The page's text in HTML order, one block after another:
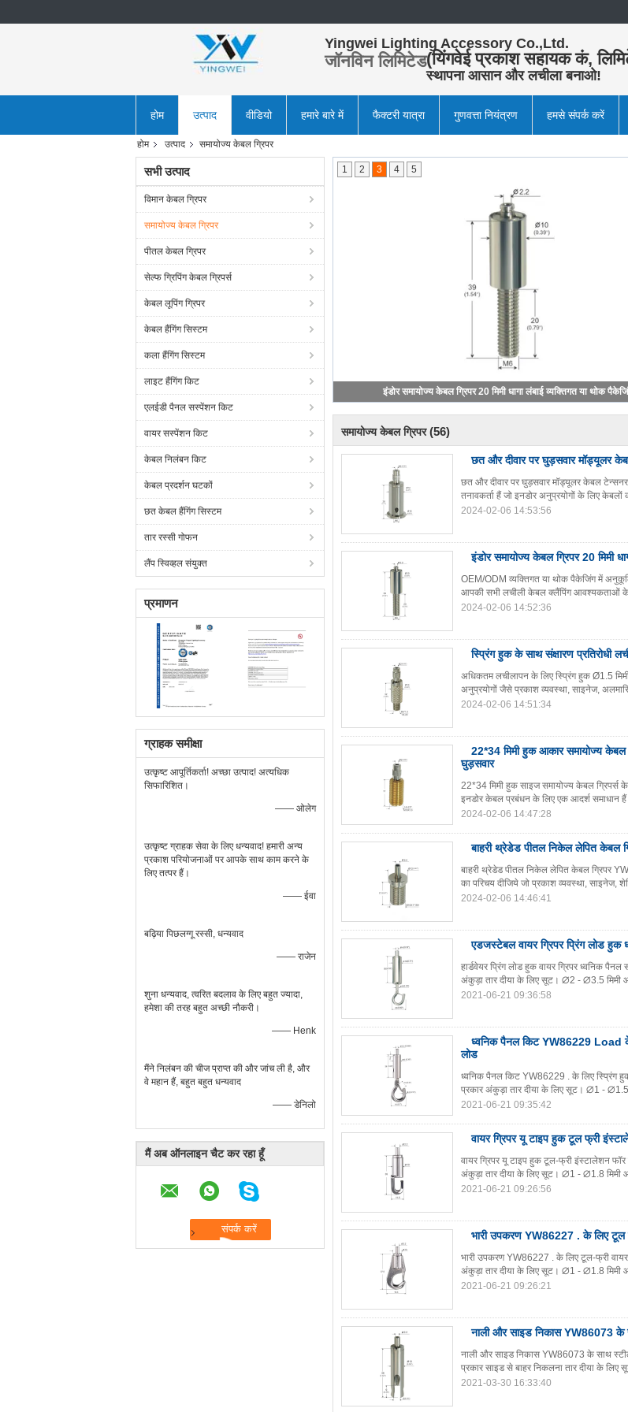
Yingwei Lighting Accessory Co.,Ltd.
जॉनविन लिमिटेड(यिंगवेई प्रकाश सहायक कं,
स्थापना आसान और लचीला बनाओ!
होम उत्पाद वीडियो हमारे बारे में फैक्टरी यात्रा गुणवत्ता नियंत्रण हमसे संपर्क करें
होम उत्पाद समायोज्य केबल ग्रिपर
सभी उत्पाद
विमान केबल ग्रिपर
समायोज्य केबल ग्रिपर
पीतल केबल ग्रिपर
सेल्फ ग्रिपिंग केबल ग्रिपर्स
केबल लूपिंग ग्रिपर
केबल हैंगिंग सिस्टम
कला हैंगिंग सिस्टम
लाइट हैंगिंग किट
एलईडी पैनल सस्पेंशन किट
वायर सस्पेंशन किट
केबल निलंबन किट
केबल प्रदर्शन घटकों
छत केबल हैंगिंग सिस्टम
तार रस्सी गोफन
लैंप स्विव्हल संयुक्त
प्रमाणन
ग्राहक समीक्षा
उत्कृष्ट आपूर्तिकर्ता! अच्छा उत्पाद! अत्यधिक
सिफारिशित।
—— ओलेग
उत्कृष्ट ग्राहक सेवा के लिए धन्यवाद! हमारी अन्य
प्रकाश परियोजनाओं पर आपके साथ काम करने के
लिए तत्पर हैं।
—— ईवा
बढ़िया पिछलग्गू रस्सी, धन्यवाद
—— राजेन
शुना धन्यवाद, त्वरित बदलाव के लिए बहुत ज्यादा,
हमेशा की तरह बहुत अच्छी नौकरी।
—— Henk
मैंने निलंबन की चीज प्राप्त की और जांच ली है, और
वे महान हैं, बहुत बहुत धन्यवाद
—— डेनिलो
मैं अब ऑनलाइन चैट कर रहा हूँ
स्प्रिंग हुक के साथ संक्षारण प्रतिरोधी लचीला केबल क्लैंप Ø1.5 मिमी प्लंगर
1 2 3 4 5
समायोज्य केबल ग्रिपर (56)
छत और दीवार पर घुड़सवार मॉड्यूलर
छत और दीवार पर घुड़सवार मॉड्यूलर केबल
तनावकर्ता हैं जो इनडोर अनुप्रयोगों के लिए
2024-02-06 14:53:56
इंडोर समायोज्य केबल ग्रिपर 20 मिमी
OEM/ODM व्यक्तिगत या थोक पैकेजिंग में
आपकी सभी लचीली केबल क्लैंपिंग आवश्यकताओं के
2024-02-06 14:52:36
स्प्रिंग हुक के साथ संक्षारण प्रतिरोधी
अधिकतम लचीलापन के लिए स्प्रिंग हुक Ø1.5
अनुप्रयोगों जैसे प्रकाश व्यवस्था, साइनेज,
2024-02-06 14:51:34
22*34 मिमी हुक आकार समायोज्य
घुड़सवार
22*34 मिमी हुक साइज समायोज्य केबल ग्रिपर्स
इनडोर केबल प्रबंधन के लिए एक आदर्श समाधान
2024-02-06 14:47:28
बाहरी थ्रेडेड पीतल निकेल लेपित केबल
बाहरी थ्रेडेड पीतल निकेल लेपित केबल ग्रिपर
का परिचय दीजिये जो प्रकाश व्यवस्था, साइनेज,
2024-02-06 14:46:41
एडजस्टेबल वायर ग्रिपर प्रिंग लोड
हार्डवेयर प्रिंग लोड हुक वायर ग्रिपर ध्वनिक
अंकुड़ा तार दीया के लिए सूट। ∅2 - ∅3.5
2021-06-21 09:36:58
ध्वनिक पैनल किट YW86229 Load के
लोड
ध्वनिक पैनल किट YW86229 . के लिए स्प्रिंग हुक
प्रकार अंकुड़ा तार दीया के लिए सूट। ∅1 -
2021-06-21 09:35:42
वायर ग्रिपर यू टाइप हुक टूल फ्री
वायर ग्रिपर यू टाइप हुक टूल-फ्री इंस्टालेशन
अंकुड़ा तार दीया के लिए सूट। ∅1 - ∅1.8 मिमी
2021-06-21 09:26:56
भारी उपकरण YW86227 . के लिए टूल
भारी उपकरण YW86227 . के लिए टूल-फ्री
अंकुड़ा तार दीया के लिए सूट। ∅1 - ∅1.8
2021-06-21 09:26:21
नाली और साइड निकास YW86073 के
नाली और साइड निकास YW86073 के साथ
प्रकार साइड से बाहर निकलना तार दीया के
2021-03-30 16:33:40